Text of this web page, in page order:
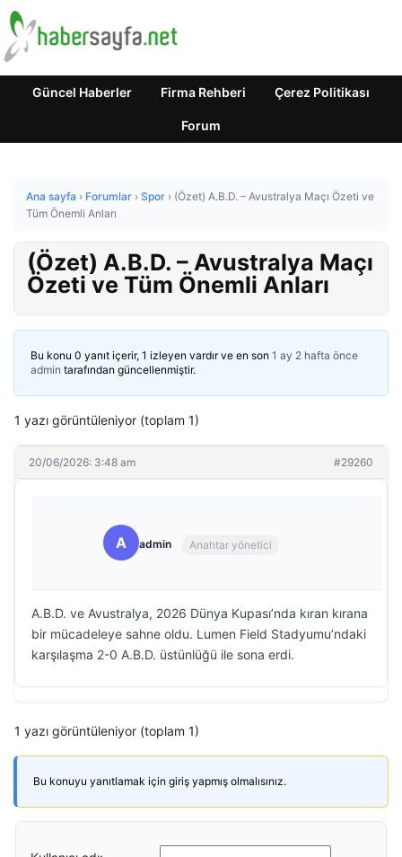
Güncel Haberler Firma Rehberi Çerez Politikası
Forum
Ana sayfa › Forumlar › Spor › (Özet) A.B.D. – Avustralya Maçı Özeti ve
Tüm Önemli Anları
(Özet) A.B.D. – Avustralya Maçı
Özeti ve Tüm Önemli Anları
Bu konu 0 yanıt içerir, 1 izleyen vardır ve en son 1 ay 2 hafta önce
admin tarafından güncellenmiştir.
1 yazı görüntüleniyor (toplam 1)
20/06/2026: 3:48 am #29260
A admin Anahtar yönetici
A.B.D. ve Avustralya, 2026 Dünya Kupası’nda kıran kırana
bir mücadeleye sahne oldu. Lumen Field Stadyumu’ndaki
karşılaşma 2-0 A.B.D. üstünlüğü ile sona erdi.
1 yazı görüntüleniyor (toplam 1)
Bu konuyu yanıtlamak için giriş yapmış olmalısınız.